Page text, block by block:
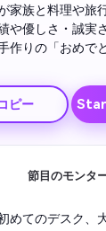
家族と料理や旅
や優しさ・誠実
作りの「おめで
ピー
節目のモンタ
めてのデスク、